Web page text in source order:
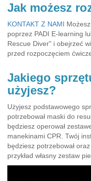
Jak możesz
KONTAKT Z NAMI
poprzez PADI E-learning
Rescue Diver" i obejrzeć
przed rozpoczęciem
Jakiego
użyjesz?
Użyjesz podstawowego
potrzebował maski do
będziesz operował
manekinami CPR. Twój
będziesz potrzebował
przykład własny zestaw